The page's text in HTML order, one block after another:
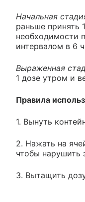
Начальная
раньше принять
необходимости
интервалом в 6
Выраженная
1 дозе утром и
Правила
1. Вынуть
2. Нажать на
чтобы нарушить
3. Вытащить